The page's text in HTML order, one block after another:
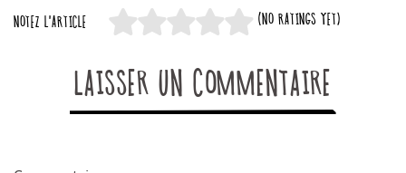
NOTEZ L'ARTICLE (NO RATINGS YET)
LAISSER UN COMMENTAIRE